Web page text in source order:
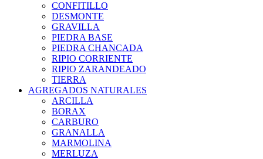
CONFITILLO
DESMONTE
GRAVILLA
PIEDRA BASE
PIEDRA CHANCADA
RIPIO CORRIENTE
RIPIO ZARANDEADO
TIERRA
AGREGADOS NATURALES
ARCILLA
BORAX
CARBURO
GRANALLA
MARMOLINA
MERLUZA